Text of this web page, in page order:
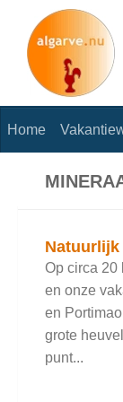
Skip to content
Home
Natuurlijk
Op circa 20
en onze
en
grote
punt...